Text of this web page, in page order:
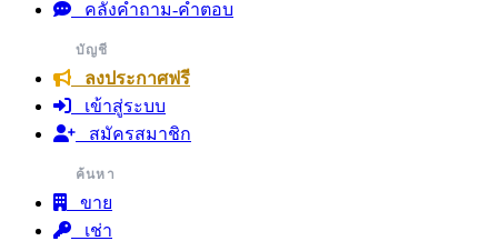
คลังคำถาม-คำตอบ
บัญชี
ลงประกาศฟรี
เข้าสู่ระบบ
สมัครสมาชิก
ค้นหา
ขาย
เช่า